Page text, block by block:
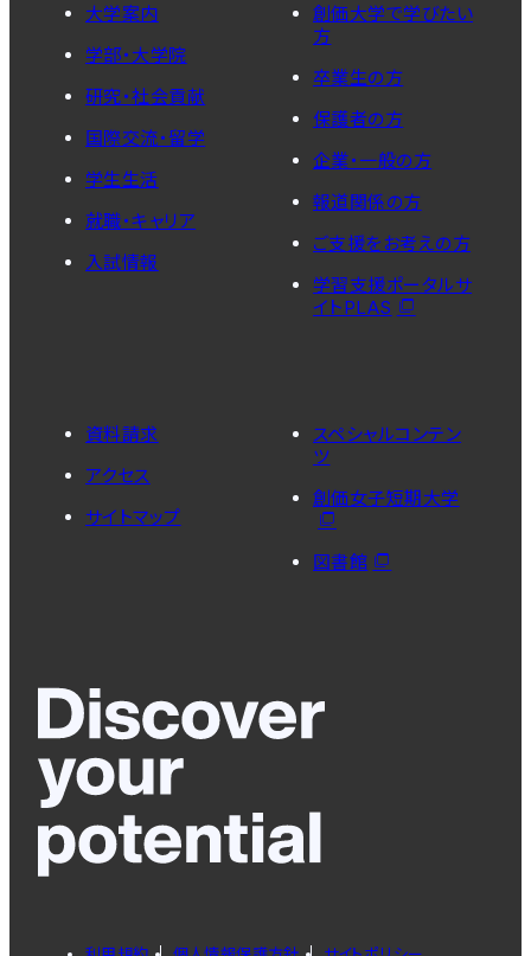
大学案内
学部・大学院
研究・社会貢献
国際交流・留学
学生生活
就職・キャリア
入試情報
創価大学で学びたい
方
卒業生の方
保護者の方
企業・一般の方
報道関係の方
ご支援をお考えの方
学習支援ポータルサ
イトPLAS
資料請求
アクセス
サイトマップ
スペシャルコンテン
ツ
創価女子短期大学
図書館